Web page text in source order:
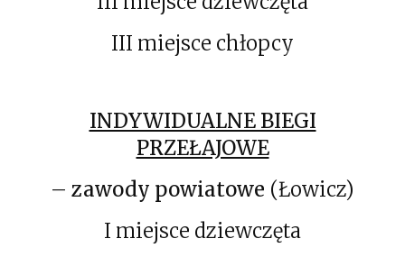
III miejsce chłopcy
INDYWIDUALNE BIEGI
PRZEŁAJOWE
– zawody powiatowe (Łowicz)
I miejsce dziewczęta